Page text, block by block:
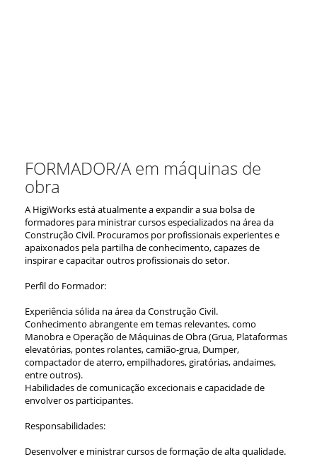
FORMADOR/A em máquinas de
obra
A HigiWorks está atualmente a expandir a sua bolsa de
formadores para ministrar cursos especializados na área da
Construção Civil. Procuramos por profissionais experientes e
apaixonados pela partilha de conhecimento, capazes de
inspirar e capacitar outros profissionais do setor.
Perfil do Formador:
Experiência sólida na área da Construção Civil.
Conhecimento abrangente em temas relevantes, como
Manobra e Operação de Máquinas de Obra (Grua, Plataformas
elevatórias, pontes rolantes, camião-grua, Dumper,
compactador de aterro, empilhadores, giratórias, andaimes,
entre outros).
Habilidades de comunicação excecionais e capacidade de
envolver os participantes.
Responsabilidades:
Desenvolver e ministrar cursos de formação de alta qualidade.